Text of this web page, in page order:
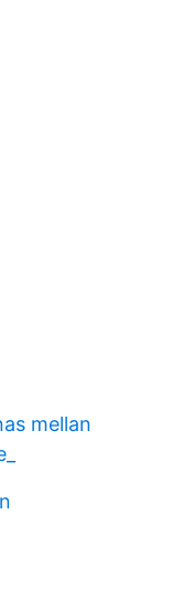
mellan